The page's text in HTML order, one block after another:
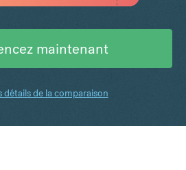
maintenant
détails de la comparaison